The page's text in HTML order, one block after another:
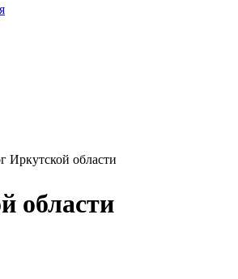
Иркутской области
области